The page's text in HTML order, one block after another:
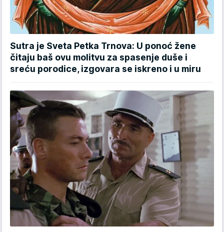
Sutra je Sveta Petka Trnova: U ponoć žene
čitaju baš ovu molitvu za spasenje duše i
sreću porodice, izgovara se iskreno i u miru